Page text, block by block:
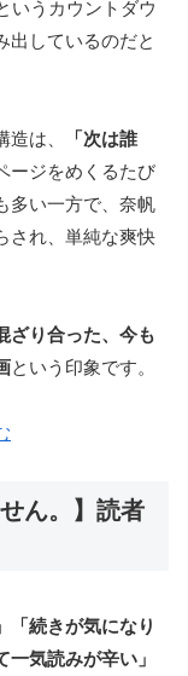
いうカウントダウ
出しているのだと
は、
「次は誰
ージをめくるたび
多い一方で、奈帆
され、単純な爽快
ざり合った、今も
という印象です。
ん。】読者
「続きが気になり
一気読みが辛い」